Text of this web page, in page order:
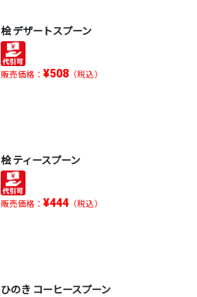
桧 デザートスプーン
販売価格： ¥508（税込）
桧 ティースプーン
販売価格： ¥444（税込）
ひのき コーヒースプーン